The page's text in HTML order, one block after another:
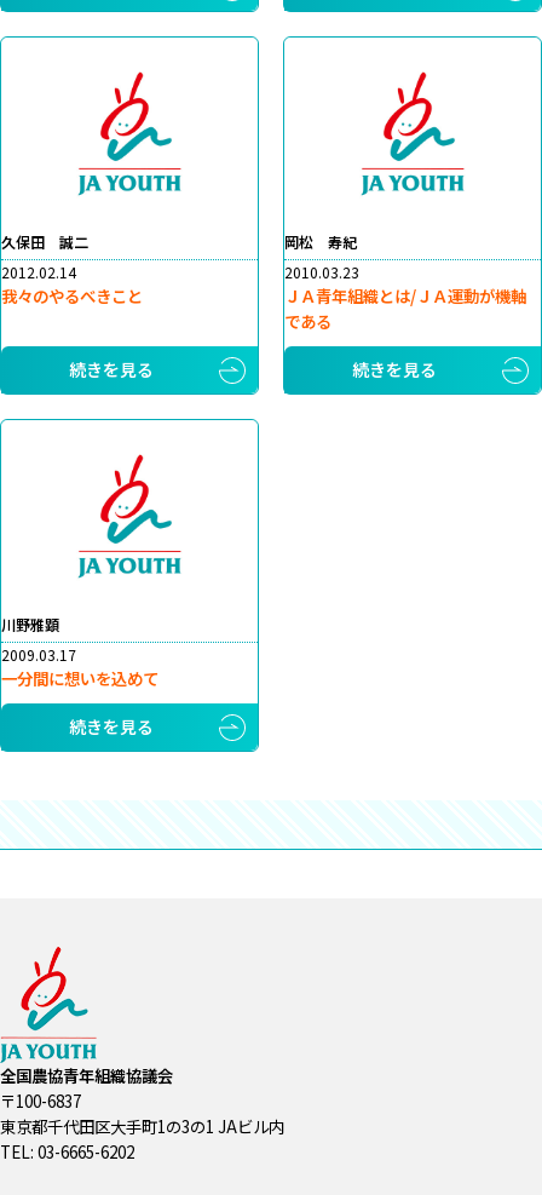
久保田 誠二
2012.02.14
我々のやるべきこと
続きを見る
岡松 寿紀
2010.03.23
ＪＡ青年組織とは/ＪＡ運動が機軸
である
続きを見る
川野雅顕
2009.03.17
一分間に想いを込めて
続きを見る
全国農協青年組織協議会
〒100-6837
東京都千代田区大手町1の3の1 JAビル内
TEL: 03-6665-6202